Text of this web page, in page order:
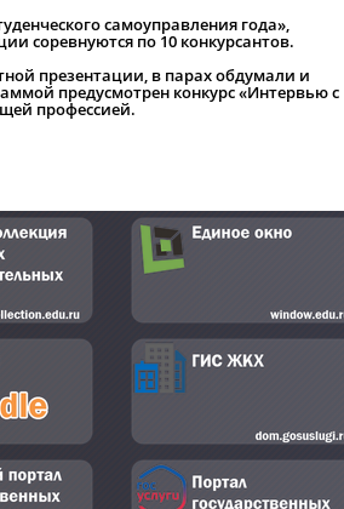
самоуправления года»,
соревнуются по 10 конкурсантов.
презентации, в парах обдумали и
предусмотрен конкурс «Интервью с
профессией.